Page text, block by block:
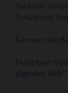
Sachsen-
Schule und
Sommer der
Nordrhein-
digitalen Welt“